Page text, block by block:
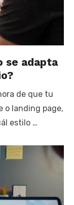
se adapta
de que tu
o landing page,
estilo …